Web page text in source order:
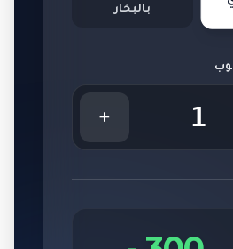
بالبخار
1
+